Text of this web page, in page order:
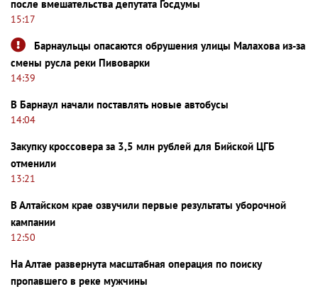
после вмешательства депутата Госдумы
15:17
Барнаульцы опасаются обрушения улицы Малахова из-за
смены русла реки Пивоварки
14:39
В Барнаул начали поставлять новые автобусы
14:04
Закупку кроссовера за 3,5 млн рублей для Бийской ЦГБ
отменили
13:21
В Алтайском крае озвучили первые результаты уборочной
кампании
12:50
На Алтае развернута масштабная операция по поиску
пропавшего в реке мужчины